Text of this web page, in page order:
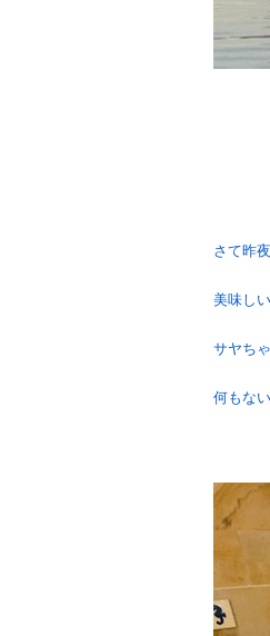
さて昨
美味し
サヤち
何もな